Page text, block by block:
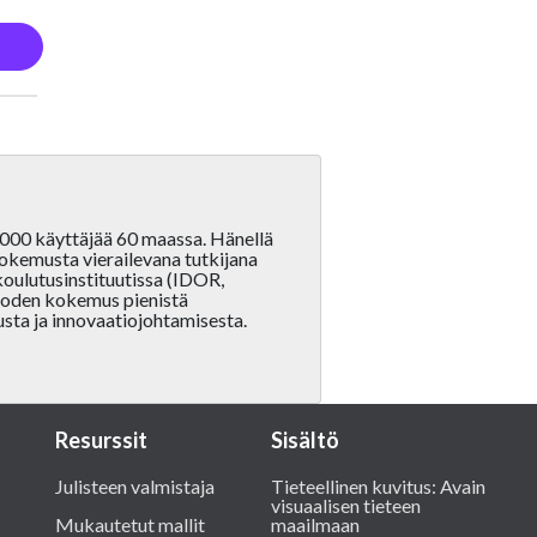
käyttäjää 60 maassa. Hänellä
vierailevana tutkijana
(IDOR,
kokemus pienistä
ja innovaatiojohtamisesta.
Resurssit
Julisteen valmistaja
Mukautetut mallit
Sisältö
Tieteellinen kuvitus: Avain
visuaalisen tieteen
maailmaan